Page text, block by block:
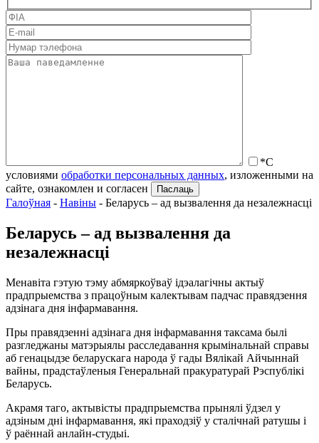
*С
условиями обработки персональных данных, изложенными на
сайте, ознакомлен и согласен
Галоўная - Навіны - Беларусь – ад вызвалення да незалежнасці
Беларусь – ад вызвалення да
незалежнасці
Менавіта гэтую тэму абмяркоўваў ідэалагічны актыў
прадпрыемства з працоўным калектывам падчас правядзення
адзінага дня інфармавання.
Пры правядзенні адзінага дня інфармавання таксама былі
разгледжаны матэрыялы расследавання крымінальнай справы
аб генацыдзе беларускага народа ў гады Вялікай Айчыннай
вайны, прадстаўленыя Генеральнай пракуратурай Рэспублікі
Беларусь.
Акрамя таго, актывісты прадпрыемства прынялі ўдзел у
адзіным дні інфармавання, які праходзіў у сталічнай ратушы і
ў раённай анлайн-студыі.